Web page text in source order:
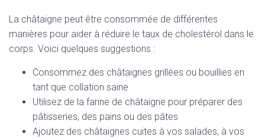
La châtaigne peut être consommée de différentes
manières pour aider à réduire le taux de cholestérol dans le
corps. Voici quelques suggestions :
Consommez des châtaignes grillées ou bouillies en
tant que collation saine
Utilisez de la farine de châtaigne pour préparer des
pâtisseries, des pains ou des pâtes
Ajoutez des châtaignes cuites à vos salades, à vos